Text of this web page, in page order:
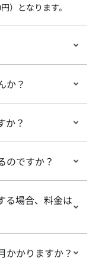
円）となります。
か？
か？
のですか？
る場合、料金は
かかりますか？